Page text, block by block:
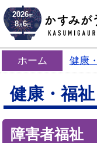
2026年
8月6日
ホーム 健康
健康・福祉
障害者福祉